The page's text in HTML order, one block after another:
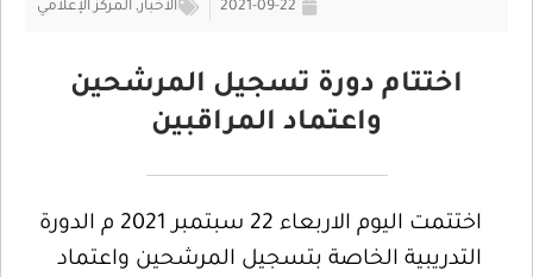
2021-09-22 الأخبار, المركز الإعلامي
اختتام دورة تسجيل المرشحين
واعتماد المراقبين
اختتمت اليوم الاربعاء 22 سبتمبر 2021 م الدورة
التدريبية الخاصة بتسجيل المرشحين واعتماد